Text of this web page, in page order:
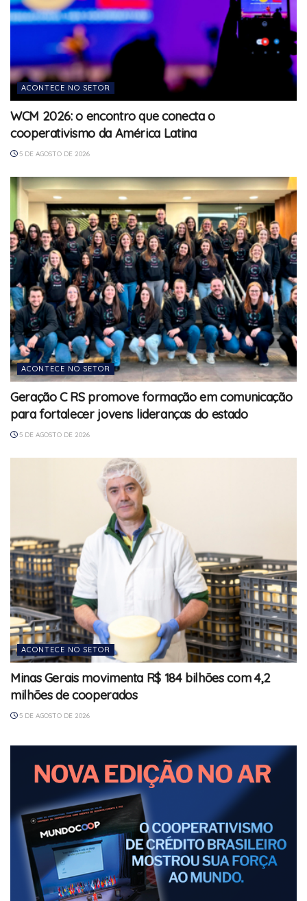
ACONTECE NO SETOR
WCM 2026: o encontro que conecta o
cooperativismo da América Latina
5 DE AGOSTO DE 2026
ACONTECE NO SETOR
Geração C RS promove formação em comunicação
para fortalecer jovens lideranças do estado
5 DE AGOSTO DE 2026
ACONTECE NO SETOR
Minas Gerais movimenta R$ 184 bilhões com 4,2
milhões de cooperados
5 DE AGOSTO DE 2026